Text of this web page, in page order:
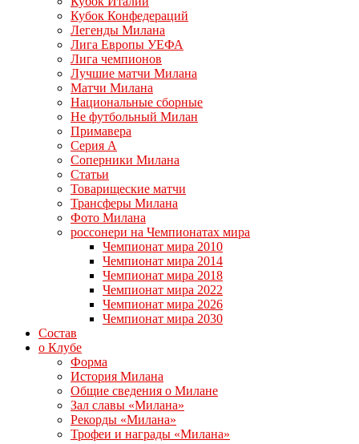
Кубок Конфедераций
Легенды Милана
Лига Европы УЕФА
Лига чемпионов
Лучшие матчи Милана
Матчи Милана
Национальные сборные
Не футбольный Милан
Примавера
Серия А
Соперники Милана
Статьи
Товарищеские матчи
Трансферы Милана
Фото Милана
россонери на Чемпионатах мира
Чемпионат мира 2010
Чемпионат мира 2014
Чемпионат мира 2018
Чемпионат мира 2022
Чемпионат мира 2026
Чемпионат мира 2030
Состав
о Клубе
Форма
История Милана
Общие сведения о Милане
Зал славы «Милана»
Рекорды «Милана»
Трофеи и награды «Милана»